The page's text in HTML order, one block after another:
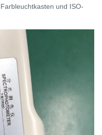
und ISO-